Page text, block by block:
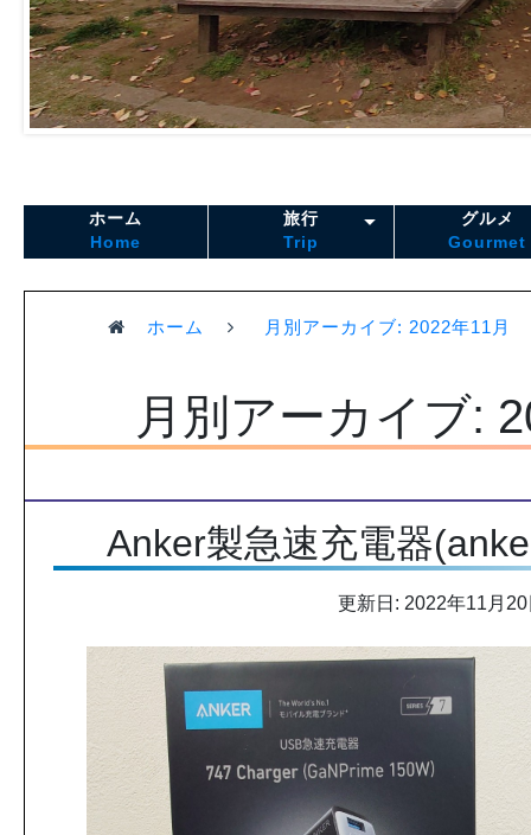
ホーム
Home
旅行
Trip
グルメ
Gourmet
ホーム 月別アーカイブ: 2022年11月
月別アーカイブ:
Anker製急速充電器
更新日: 2022年11月20